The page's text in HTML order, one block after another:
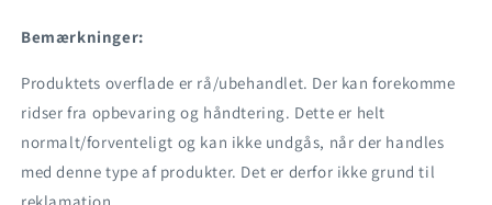
Bemærkninger:
Produktets overflade er rå/ubehandlet. Der kan forekomme
ridser fra opbevaring og håndtering. Dette er helt
normalt/forventeligt og kan ikke undgås, når der handles
med denne type af produkter. Det er derfor ikke grund til